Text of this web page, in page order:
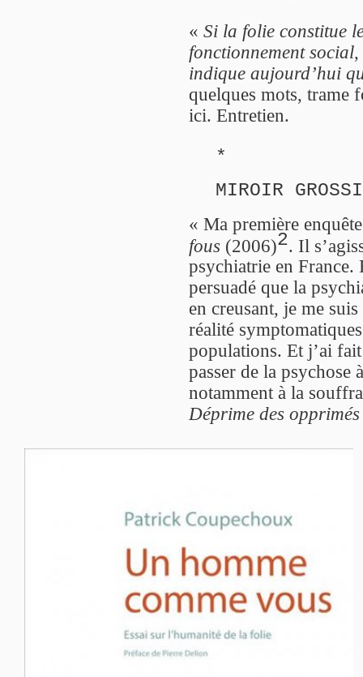
« Si la folie constitue
fonctionnement social
indique aujourd’hui
quelques mots, trame
ici. Entretien.
*
MIROIR
« Ma première
fous (2006)2. Il
psychiatrie en France.
persuadé que la
en creusant, je me
réalité
populations. Et j’ai
passer de la psychose
notamment à la
Déprime des opprimés